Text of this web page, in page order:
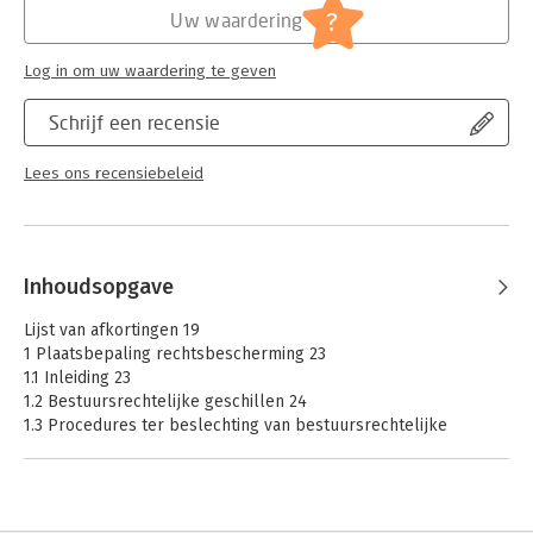
Bestuursprocesrecht;
rechtsbescherming [w.o. algemene
bestuura.b.b.b.]; bestuursrechtelijke
bezwaarschriftprocedure; administratief
hogerberoep] ; voorlopige voorziening
Schrijf een recensie
Lees ons recensiebeleid
Uw waardering ?
Log in om uw waardering te geven
Inhoudsopgave
Lijst van afkortingen 19
1 Plaatsbepaling rechtsbescherming 23
1.1 Inleiding 23
1.2 Bestuursrechtelijke geschillen 24
1.3 Procedures ter beslechting van bestuursrechtelijke